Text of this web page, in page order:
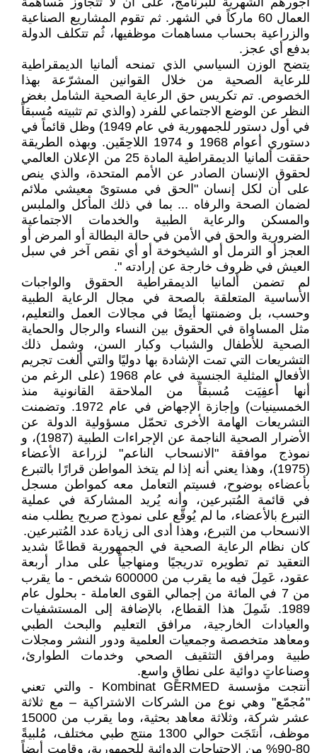
العمال 60 ماركاً في الشهر. ثم تقوم المشاريع الصناعية
والزراعية بحساب مساهمات موظفيها، ثُم تتكلف الدولة
بدفع أي عجز.
يتضح الوزن السياسي الذي تمنحه ألمانيا الديمقراطية
للرعاية الصحية من خلال القوانين المشرّعة بهذا
الخصوص. تم تكريس حق الرعاية الصحية الشامل بغض
النظر عن الوضع الاجتماعي للفرد (والذي تم تثبيته مُسبقاً
في أول دستور للجمهورية في عام 1949) وظل قائماً في
دستوري أعوام 1968 و 1974 اللاحِقَين. وبهذه الطريقة
حققت ألمانيا الديمقراطية المادة 25 من الإعلان العالمي
لحقوق الإنسان الصادر عن الأمم المتحدة، والذي ينص
على أن لكل إنسان "الحق في مستوىً معيشي ملائم
لضمان الصحة والرفاه ... بما في ذلك المأكل والملبس
والمسكن والرعاية الطبية والخدمات الاجتماعية
الضرورية والحق في الأمن في حالة البطالة أو المرض أو
العجز أو الترمل أو الشيخوخة أو أي نقص آخر في سبل
العيش في ظروف خارجة عن إرادته ".
لم تضمن ألمانيا الديمقراطية الحقوق والواجبات
الأساسية المتعلقة بالصحة في مجال الرعاية الطبية
وحسب، بل وضمنتها أيضًا في مجالات العمل والتعليم،
مثل المساواة في الحقوق بين النساء والرجال والحماية
الصحية للأطفال والشباب وكبار السن، وشمل ذلك
التشريعات التي تمت الإشادة بها دوليًا والتي ألغت تجريم
الأفعال المثلية الجنسية في عام 1968 (على الرغم من
أنها أُعفِيَت مُسبقاً من الملاحقة القانونية منذ
الخمسينيات) وإجازة الإجهاض في عام 1972. وتضمنت
التشريعات الهامة الأخرى تحمّل مسؤولية الدولة عن
الأضرار الصحية الناجمة عن الإجراءات الطبية (1987)، و
نموذج موافقة "الانسحاب الناعم" لزراعة الأعضاء
(1975)، وهذا يعني أنه إذا لم يتخذ المواطن قرارًا بالتبرع
بأعضاءه بوضوح، فسيتم التعامل معه كمواطن مسجل
في قائمة المُتبرعين، وأنه يُريد المشاركة في عملية
التبرع بالأعضاء، ما لم يُوقّع على نموذج صريح يطلب منه
الانسحاب من التبرع، وهذا أدى الى زيادة عدد المُتبرعين.
كان نظام الرعاية الصحية في الجمهورية قطاعًا شديد
التعقيد تم تطويره تدريجيًا ومنهاجياً على مدار أربعة
عقود، عَمِلَ فيه ما يقرب من 600000 شخص - ما يقرب
من 7 في المائة من إجمالي القوى العاملة - بحلول عام
1989. شَمِلَ هذا القطاع، بالإضافة إلى المستشفيات
والعيادات الخارجية، مرافق التعليم والبحث الطبي
ومعاهد متخصصة وجمعيات العلمية ودور النشر ومجلات
طبية ومرافق التثقيف الصحي وخدمات الطوارئ،
وصناعاتٍ دوائية على نطاقٍ واسع.
أنتجت مؤسسة Kombinat GERMED - والتي تعني
"مُجمّع" وهي نوع من الشركات الاشتراكية – مع ثلاثة
عشر شركة، وثلاثة معاهد بحثية، وما يقرب من 15000
موظف، أنتَجَت حوالي 1300 منتج طبي مختلف، مُلبيةً
80-90% من الاحتياجات الدوائية للجمهورية، وقامت أيضاً